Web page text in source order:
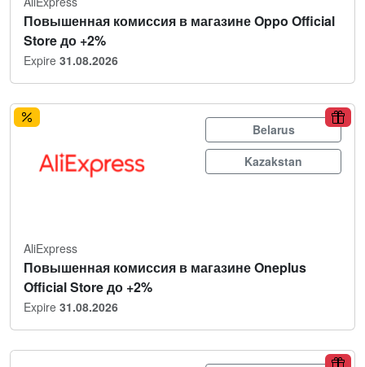
Повышенная комиссия в магазине Oppo Official
Store до +2%
Expire 31.08.2026
Belarus
Kazakstan
AliExpress
Повышенная комиссия в магазине Oneplus
Official Store до +2%
Expire 31.08.2026